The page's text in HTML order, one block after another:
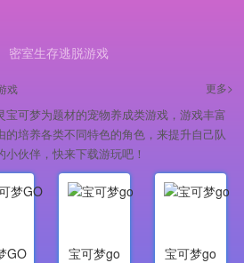
密室生存逃脱游戏
戏 更多>
可梦为题材的宠物养成类游戏，游戏丰富
培养各类不同特色的角色，来提升自己队
伙伴，快来下载游玩吧！
GO
宝可梦go
宝可梦go